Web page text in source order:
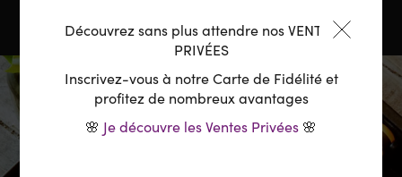
Découvrez sans plus attendre nos VENTES
PRIVÉES
Inscrivez-vous à notre Carte de Fidélité et
profitez de nombreux avantages
🌸 Je découvre les Ventes Privées 🌸